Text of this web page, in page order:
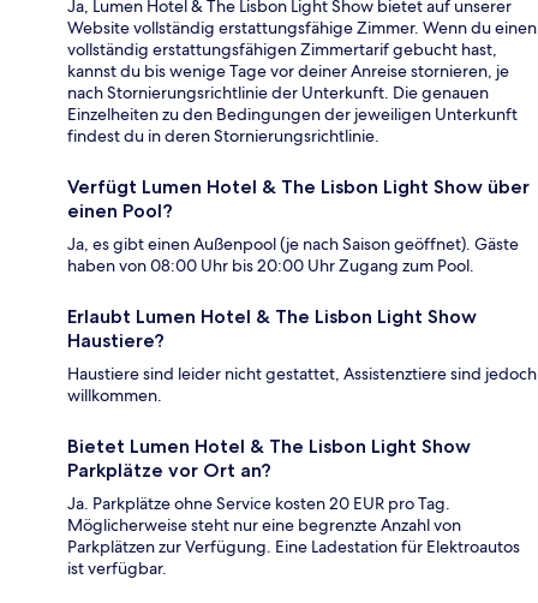
Ja, Lumen Hotel & The Lisbon Light Show bietet auf unserer
Website vollständig erstattungsfähige Zimmer. Wenn du einen
vollständig erstattungsfähigen Zimmertarif gebucht hast,
kannst du bis wenige Tage vor deiner Anreise stornieren, je
nach Stornierungsrichtlinie der Unterkunft. Die genauen
Einzelheiten zu den Bedingungen der jeweiligen Unterkunft
findest du in deren Stornierungsrichtlinie.
Verfügt Lumen Hotel & The Lisbon Light Show über
einen Pool?
Ja, es gibt einen Außenpool (je nach Saison geöffnet). Gäste
haben von 08:00 Uhr bis 20:00 Uhr Zugang zum Pool.
Erlaubt Lumen Hotel & The Lisbon Light Show
Haustiere?
Haustiere sind leider nicht gestattet, Assistenztiere sind jedoch
willkommen.
Bietet Lumen Hotel & The Lisbon Light Show
Parkplätze vor Ort an?
Ja. Parkplätze ohne Service kosten 20 EUR pro Tag.
Möglicherweise steht nur eine begrenzte Anzahl von
Parkplätzen zur Verfügung. Eine Ladestation für Elektroautos
ist verfügbar.